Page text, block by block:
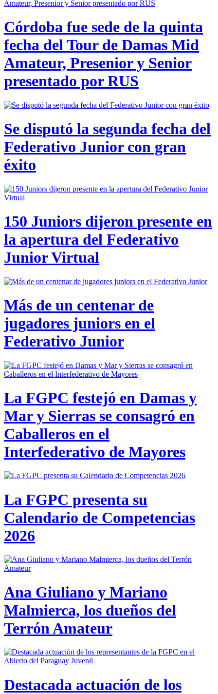
Córdoba fue sede de la quinta
fecha del Tour de Damas Mid
Amateur, Presenior y Senior
presentado por RUS
Se disputó la segunda fecha del
Federativo Junior con gran
éxito
150 Juniors dijeron presente en
la apertura del Federativo
Junior Virtual
Más de un centenar de
jugadores juniors en el
Federativo Junior
La FGPC festejó en Damas y
Mar y Sierras se consagró en
Caballeros en el
Interfederativo de Mayores
La FGPC presenta su
Calendario de Competencias
2026
Ana Giuliano y Mariano
Malmierca, los dueños del
Terrón Amateur
Destacada actuación de los